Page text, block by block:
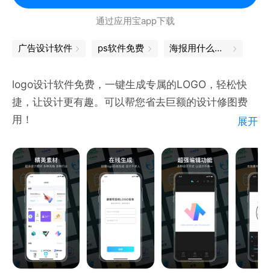
通过应用宝app下载
广告设计软件 ps软件免费 海报用什么软件做
logo设计软件免费，一键生成专属的LOGO，轻松快
捷，让设计更有趣。可以帮您省去巨额的设计修图费
用！
【如何使用】
精美素材：定时更新随心用、多种风格、多种行业
一键生成：创意logo在线生成，设计不求人
编辑功能：多种设计方式修图，让设计不单一
高清导出：高清图片，一键导出至本地
简单易上手的logo设计软件，想要拥有自己设计的
展开